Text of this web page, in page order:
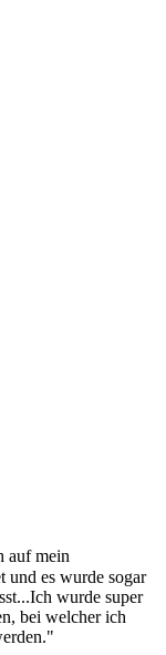
auf mein
und es wurde sogar
wurde super
bei welcher ich